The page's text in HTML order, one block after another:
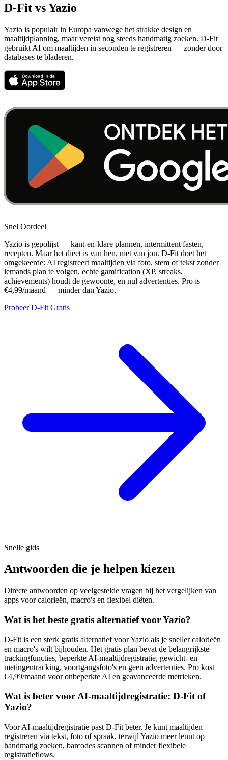
D-Fit vs Yazio
Yazio is populair in Europa vanwege het strakke design en
maaltijdplanning, maar vereist nog steeds handmatig zoeken. D-Fit
gebruikt AI om maaltijden in seconden te registreren — zonder door
databases te bladeren.
Snel Oordeel
Yazio is gepolijst — kant-en-klare plannen, intermittent fasten,
recepten. Maar het dieet is van hen, niet van jou. D-Fit doet het
omgekeerde: AI registreert maaltijden via foto, stem of tekst zonder
iemands plan te volgen, echte gamification (XP, streaks,
achievements) houdt de gewoonte, en nul advertenties. Pro is
€4,99/maand — minder dan Yazio.
Probeer D-Fit Gratis
Snelle gids
Antwoorden die je helpen kiezen
Directe antwoorden op veelgestelde vragen bij het vergelijken van
apps voor calorieën, macro's en flexibel diëten.
Wat is het beste gratis alternatief voor Yazio?
D-Fit is een sterk gratis alternatief voor Yazio als je sneller calorieën
en macro's wilt bijhouden. Het gratis plan bevat de belangrijkste
trackingfuncties, beperkte AI-maaltijdregistratie, gewicht- en
metingentracking, voortgangsfoto's en geen advertenties. Pro kost
€4,99/maand voor onbeperkte AI en geavanceerde metrieken.
Wat is beter voor AI-maaltijdregistratie: D-Fit of
Yazio?
Voor AI-maaltijdregistratie past D-Fit beter. Je kunt maaltijden
registreren via tekst, foto of spraak, terwijl Yazio meer leunt op
handmatig zoeken, barcodes scannen of minder flexibele
registratieflows.